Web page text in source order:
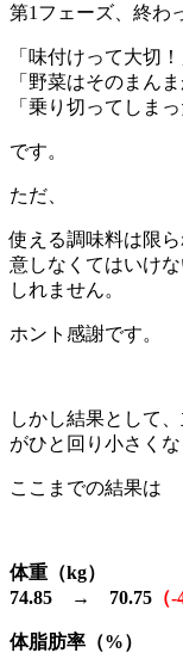
第1フェーズ、終わ
「味付けって大切！
「野菜はそのまん
「乗り切ってしま
です。
ただ、
使える調味料は限
意しなくてはいけ
しれません。
ホント感謝です。
しかし結果として
がひと回り小さく
ここまでの結果は
体重（kg）
74.85 → 70.75 （-
体脂肪率（%）